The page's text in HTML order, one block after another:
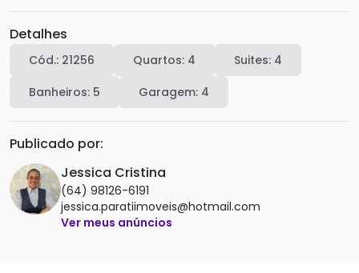
Detalhes
Cód.: 21256 Quartos: 4 Suites: 4
Banheiros: 5 Garagem: 4
Publicado por:
Jessica Cristina
(64) 98126-6191
jessica.paratiimoveis@hotmail.com
Ver meus anúncios